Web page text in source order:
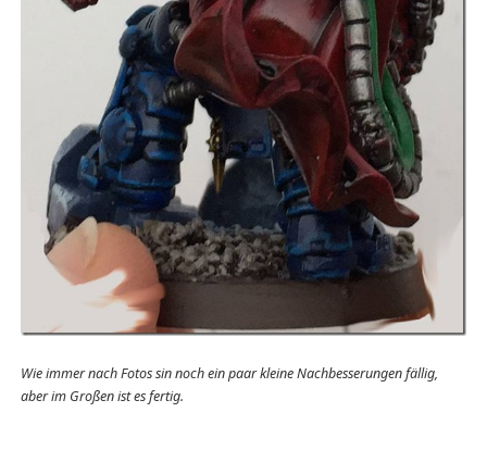
Wie immer nach Fotos sin noch ein paar kleine Nachbesserungen fällig,
aber im Großen ist es fertig.